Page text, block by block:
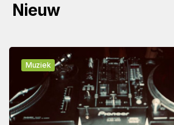
Nieuw
Muziek